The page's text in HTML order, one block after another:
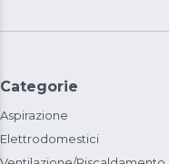
Categorie
Aspirazione
Elettrodomestici